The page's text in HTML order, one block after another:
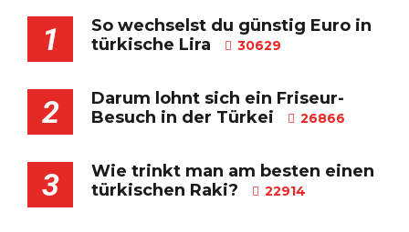
1
So wechselst du günstig Euro in
türkische Lira
30629
2
Darum lohnt sich ein Friseur-
Besuch in der Türkei
26866
3
Wie trinkt man am besten einen
türkischen Raki?
22914